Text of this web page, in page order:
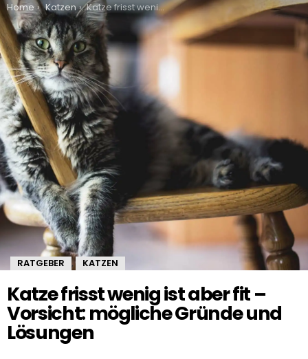
You are here:
Home Katzen Katze frisst wenig ist aber fit – Vorsicht: mögliche Gründe und Lösungen
RATGEBER , KATZEN
Katze frisst wenig ist aber fit –
Vorsicht: mögliche Gründe und
Lösungen